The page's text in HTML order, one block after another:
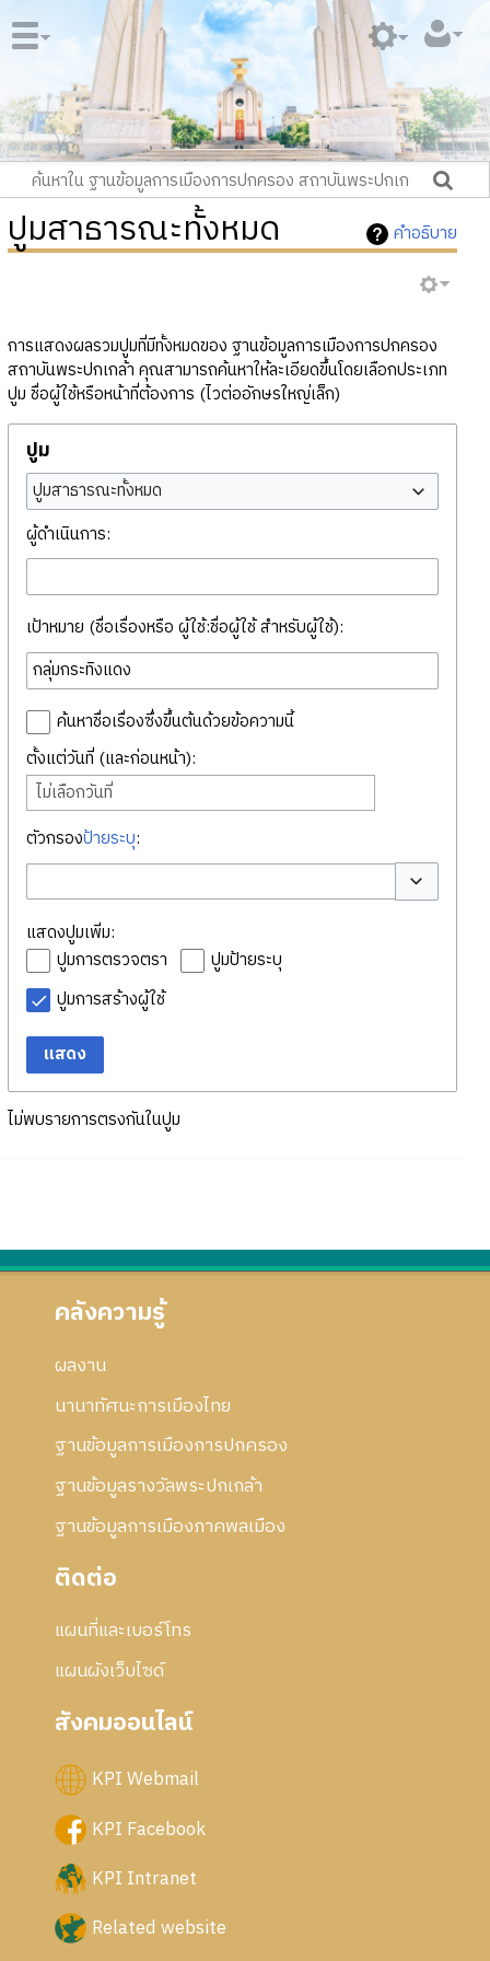
คำอธิบาย
ปูมสาธารณะทั้งหมด
การแสดงผลรวมปูมที่มีทั้งหมดของ ฐานข้อมูลการเมืองการปกครอง
สถาบันพระปกเกล้า คุณสามารถค้นหาให้ละเอียดขึ้นโดยเลือกประเภท
ปูม ชื่อผู้ใช้หรือหน้าที่ต้องการ (ไวต่ออักษรใหญ่เล็ก)
ปูม
ปูมสาธารณะทั้งหมด
ผู้ดำเนินการ:
เป้าหมาย (ชื่อเรื่องหรือ ผู้ใช้:ชื่อผู้ใช้ สำหรับผู้ใช้):
ค้นหาชื่อเรื่องซึ่งขึ้นต้นด้วยข้อความนี้
ตั้งแต่วันที่ (และก่อนหน้า):
ไม่เลือกวันที่
ตัวกรองป้ายระบุ:
สลับตัวเลือก
แสดงปูมเพิ่ม:
ปูมการตรวจตรา
ปูมป้ายระบุ
ปูมการสร้างผู้ใช้
แสดง
ไม่พบรายการตรงกันในปูม
คลังความรู้
ผลงาน
นานาทัศนะการเมืองไทย
ฐานข้อมูลการเมืองการปกครอง
ฐานข้อมูลรางวัลพระปกเกล้า
ฐานข้อมูลการเมืองภาคพลเมือง
ติดต่อ
แผนที่และเบอร์โทร
แผนผังเว็บไซด์
สังคมออนไลน์
KPI Webmail
KPI Facebook
KPI Intranet
Related website